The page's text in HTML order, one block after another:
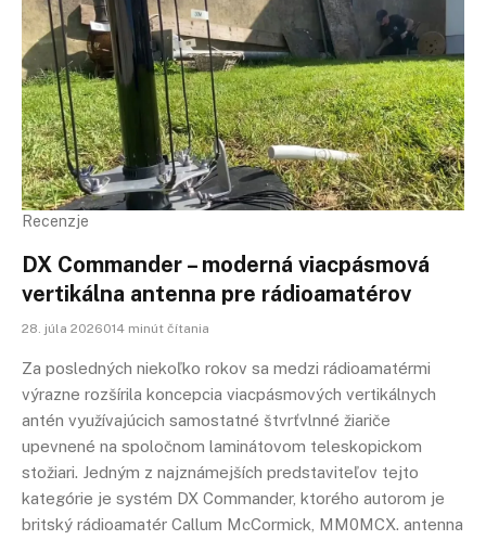
Recenzje
DX Commander – moderná viacpásmová
vertikálna antenna pre rádioamatérov
28. júla 2026014 minút čítania
Za posledných niekoľko rokov sa medzi rádioamatérmi
výrazne rozšírila koncepcia viacpásmových vertikálnych
antén využívajúcich samostatné štvrťvlnné žiariče
upevnené na spoločnom laminátovom teleskopickom
stožiari. Jedným z najznámejších predstaviteľov tejto
kategórie je systém DX Commander, ktorého autorom je
britský rádioamatér Callum McCormick, MM0MCX. antenna